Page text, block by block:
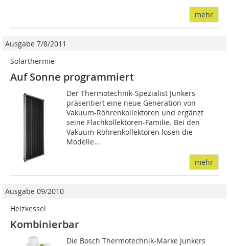
mehr
Ausgabe 7/8/2011
Solarthermie
Auf Sonne programmiert
Der Thermotechnik-Spezialist Junkers
präsentiert eine neue Generation von
Vakuum-Röhrenkollektoren und ergänzt
seine Flachkollektoren-Familie. Bei den
Vakuum-Röhrenkollektoren lösen die
Modelle...
mehr
Ausgabe 09/2010
Heizkessel
Kombinierbar
Die Bosch Thermotechnik-Marke Junkers